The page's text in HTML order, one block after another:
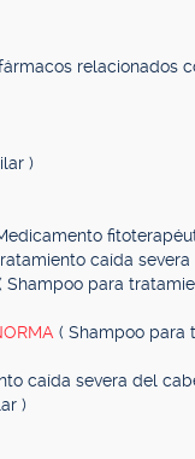
relacionados
)
caída
Shampoo para
( Shampoo para
caída severa del
)